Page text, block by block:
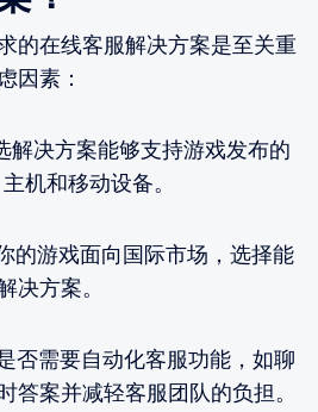
的在线客服解决方案是至关重
因素：
解决方案能够支持游戏发布的
机和移动设备。
的游戏面向国际市场，选择能
决方案。
否需要自动化客服功能，如聊
答案并减轻客服团队的负担。